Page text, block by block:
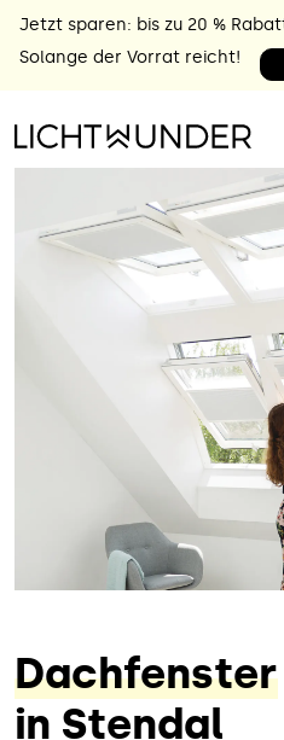
Jetzt sparen: bis zu 20 %
Solange der Vorrat reicht!
Dachfenster
in Stendal